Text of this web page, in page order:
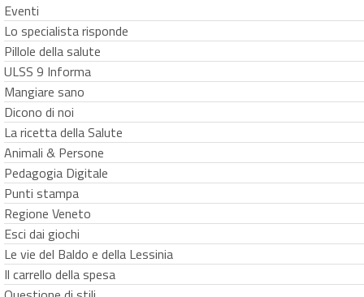
Eventi
Lo specialista risponde
Pillole della salute
ULSS 9 Informa
Mangiare sano
Dicono di noi
La ricetta della Salute
Animali & Persone
Pedagogia Digitale
Punti stampa
Regione Veneto
Esci dai giochi
Le vie del Baldo e della Lessinia
Il carrello della spesa